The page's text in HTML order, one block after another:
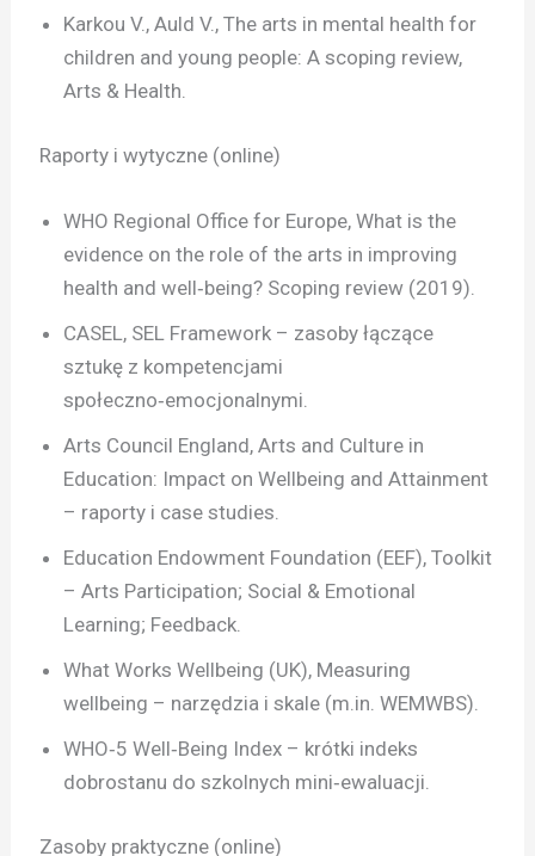
Karkou V., Auld V., The arts in mental health for
children and young people: A scoping review,
Arts & Health.
Raporty i wytyczne (online)
WHO Regional Office for Europe, What is the
evidence on the role of the arts in improving
health and well‑being? Scoping review (2019).
CASEL, SEL Framework – zasoby łączące
sztukę z kompetencjami
społeczno‑emocjonalnymi.
Arts Council England, Arts and Culture in
Education: Impact on Wellbeing and Attainment
– raporty i case studies.
Education Endowment Foundation (EEF), Toolkit
– Arts Participation; Social & Emotional
Learning; Feedback.
What Works Wellbeing (UK), Measuring
wellbeing – narzędzia i skale (m.in. WEMWBS).
WHO‑5 Well‑Being Index – krótki indeks
dobrostanu do szkolnych mini‑ewaluacji.
Zasoby praktyczne (online)